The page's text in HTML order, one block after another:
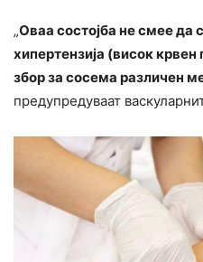
„Оваа состојба не смее да
хипертензија (висок
збор за сосема различен
предупредуваат